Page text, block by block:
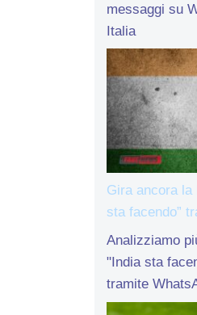
messaggi su
Italia
Gira ancora la
sta facendo”
Analizziamo
"India sta
tramite